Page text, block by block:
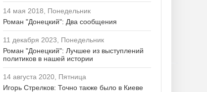
14 мая 2018, Понедельник
Роман "Донецкий": Два сообщения
11 декабря 2023, Понедельник
Роман "Донецкий": Лучшее из выступлений
политиков в нашей истории
14 августа 2020, Пятница
Игорь Стрелков: Точно также было в Киеве